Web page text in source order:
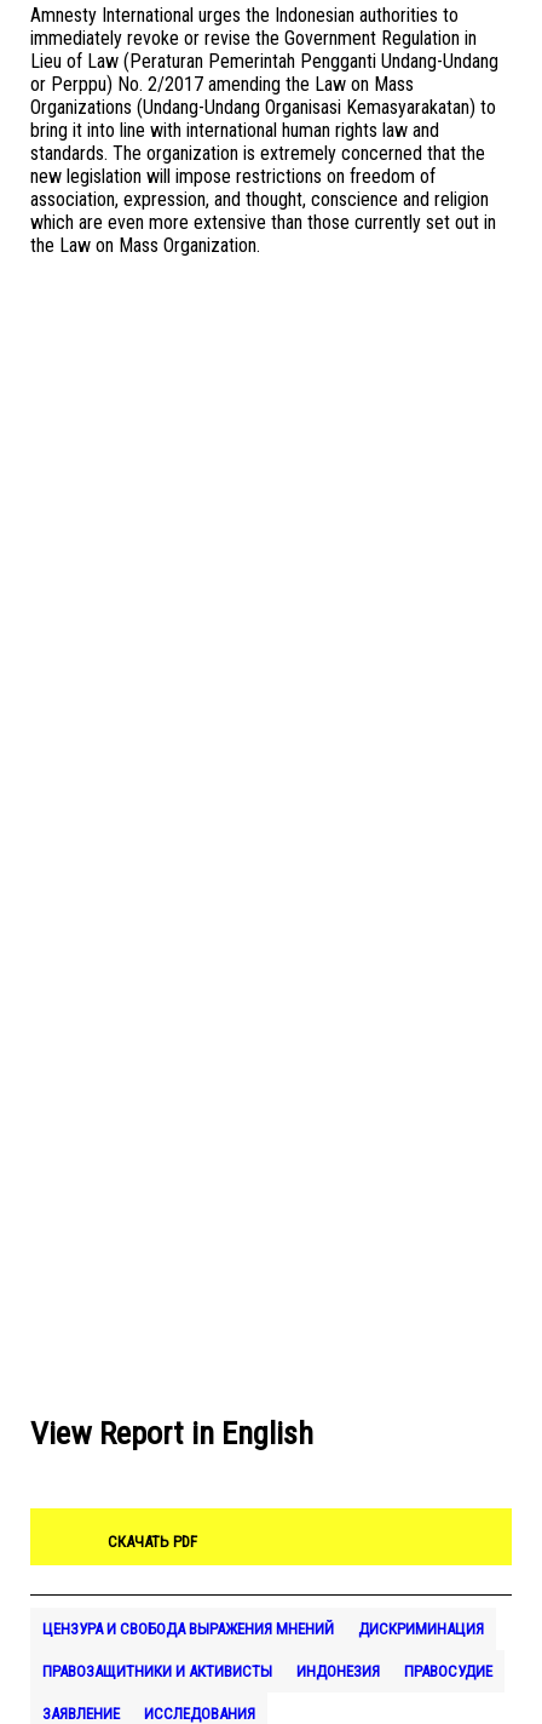
Amnesty International urges the Indonesian authorities to
immediately revoke or revise the Government Regulation in
Lieu of Law (Peraturan Pemerintah Pengganti Undang-Undang
or Perppu) No. 2/2017 amending the Law on Mass
Organizations (Undang-Undang Organisasi Kemasyarakatan) to
bring it into line with international human rights law and
standards. The organization is extremely concerned that the
new legislation will impose restrictions on freedom of
association, expression, and thought, conscience and religion
which are even more extensive than those currently set out in
the Law on Mass Organization.
View Report in English
СКАЧАТЬ PDF
ЦЕНЗУРА И СВОБОДА ВЫРАЖЕНИЯ МНЕНИЙ ДИСКРИМИНАЦИЯ
ПРАВОЗАЩИТНИКИ И АКТИВИСТЫ ИНДОНЕЗИЯ ПРАВОСУДИЕ
ЗАЯВЛЕНИЕ ИССЛЕДОВАНИЯ